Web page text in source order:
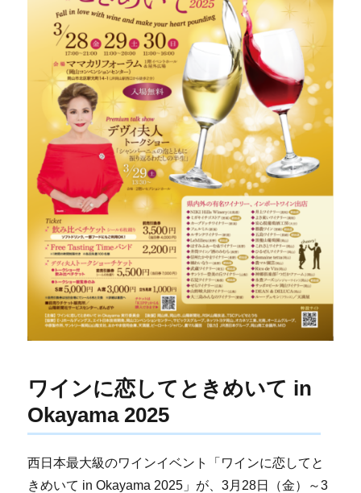
ワインに恋してときめいて in
Okayama 2025
西日本最大級のワインイベント「ワインに恋してと
きめいて in Okayama 2025」が、3月28日（金）～3